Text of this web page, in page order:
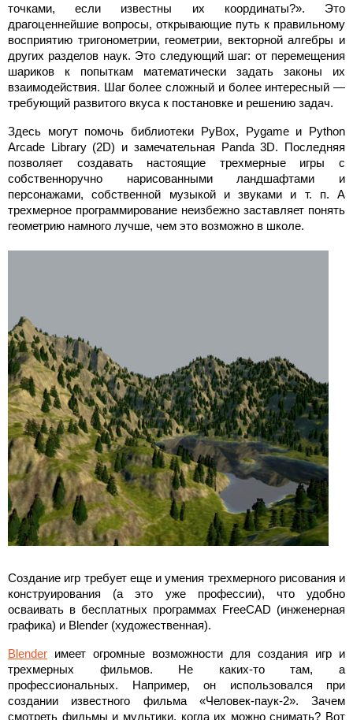
точками, если известны их координаты?». Это
драгоценнейшие вопросы, открывающие путь к правильному
восприятию тригонометрии, геометрии, векторной алгебры и
других разделов наук. Это следующий шаг: от перемещения
шариков к попыткам математически задать законы их
взаимодействия. Шаг более сложный и более интересный —
требующий развитого вкуса к постановке и решению задач.
Здесь могут помочь библиотеки PyBox, Pygame и Python
Arcade Library (2D) и замечательная Panda 3D. Последняя
позволяет создавать настоящие трехмерные игры с
собственноручно нарисованными ландшафтами и
персонажами, собственной музыкой и звуками и т. п. А
трехмерное программирование неизбежно заставляет понять
геометрию намного лучше, чем это возможно в школе.
Создание игр требует еще и умения трехмерного рисования и
конструирования (а это уже профессии), что удобно
осваивать в бесплатных программах FreeCAD (инженерная
графика) и Blender (художественная).
Blender имеет огромные возможности для создания игр и
трехмерных фильмов. Не каких-то там, а
профессиональных. Например, он использовался при
создании известного фильма «Человек-паук-2». Зачем
смотреть фильмы и мультики, когда их можно снимать? Вот